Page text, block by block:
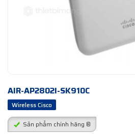
AIR-AP2802I-SK910C
Wireless Cisco
Sản phẩm chính hãng ®